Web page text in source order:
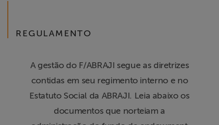
REGULAMENTO
A gestão do F/ABRAJI segue as diretrizes
contidas em seu regimento interno e no
Estatuto Social da ABRAJI. Leia abaixo os
documentos que norteiam a